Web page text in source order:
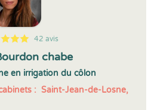
42 avis
chabe
en irrigation du côlon
: Saint-Jean-de-Losne,